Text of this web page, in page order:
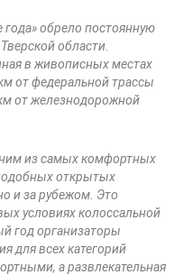
года» обрело постоянную
области.
в живописных местах
от федеральной трассы
от железнодорожной
из самых комфортных
открытых
и за рубежом. Это
условиях колоссальной
год организаторы
для всех категорий
а развлекательная